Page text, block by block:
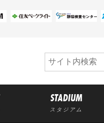
STADIUM
スタジアム